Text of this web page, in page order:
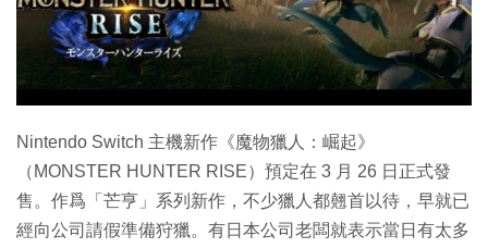
Nintendo Switch 主機新作《魔物獵人：崛起》
（MONSTER HUNTER RISE）預定在 3 月 26 日正式發
售。作爲「芒亨」系列新作，不少獵人都翹首以待，早就已
經向公司請假準備狩獵。有日本公司老闆就表示當日有太多